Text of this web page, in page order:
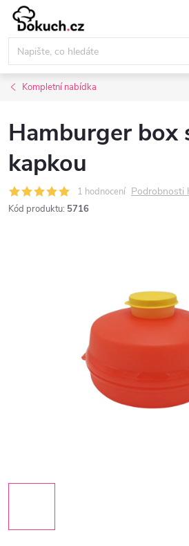
Přejít
obsah
Kompletní nabídka
Hamburger box
kapkou
1 hodnocení Podrobnosti
Kód produktu: 5716